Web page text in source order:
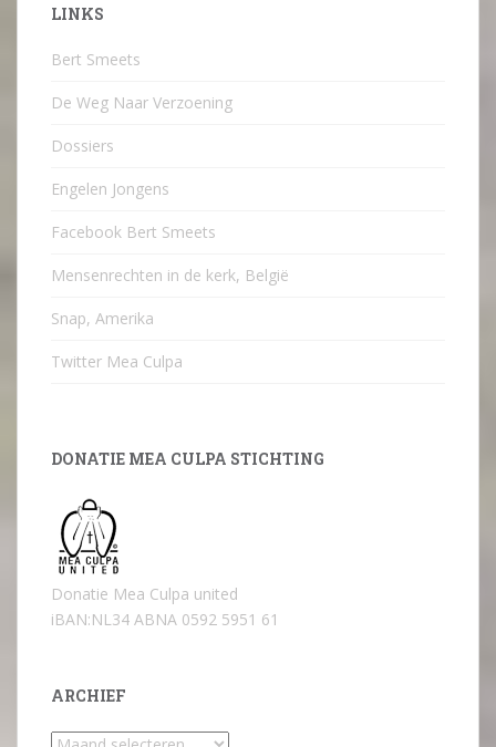
LINKS
Bert Smeets
De Weg Naar Verzoening
Dossiers
Engelen Jongens
Facebook Bert Smeets
Mensenrechten in de kerk, België
Snap, Amerika
Twitter Mea Culpa
DONATIE MEA CULPA STICHTING
Donatie Mea Culpa united
iBAN:NL34 ABNA 0592 5951 61
ARCHIEF